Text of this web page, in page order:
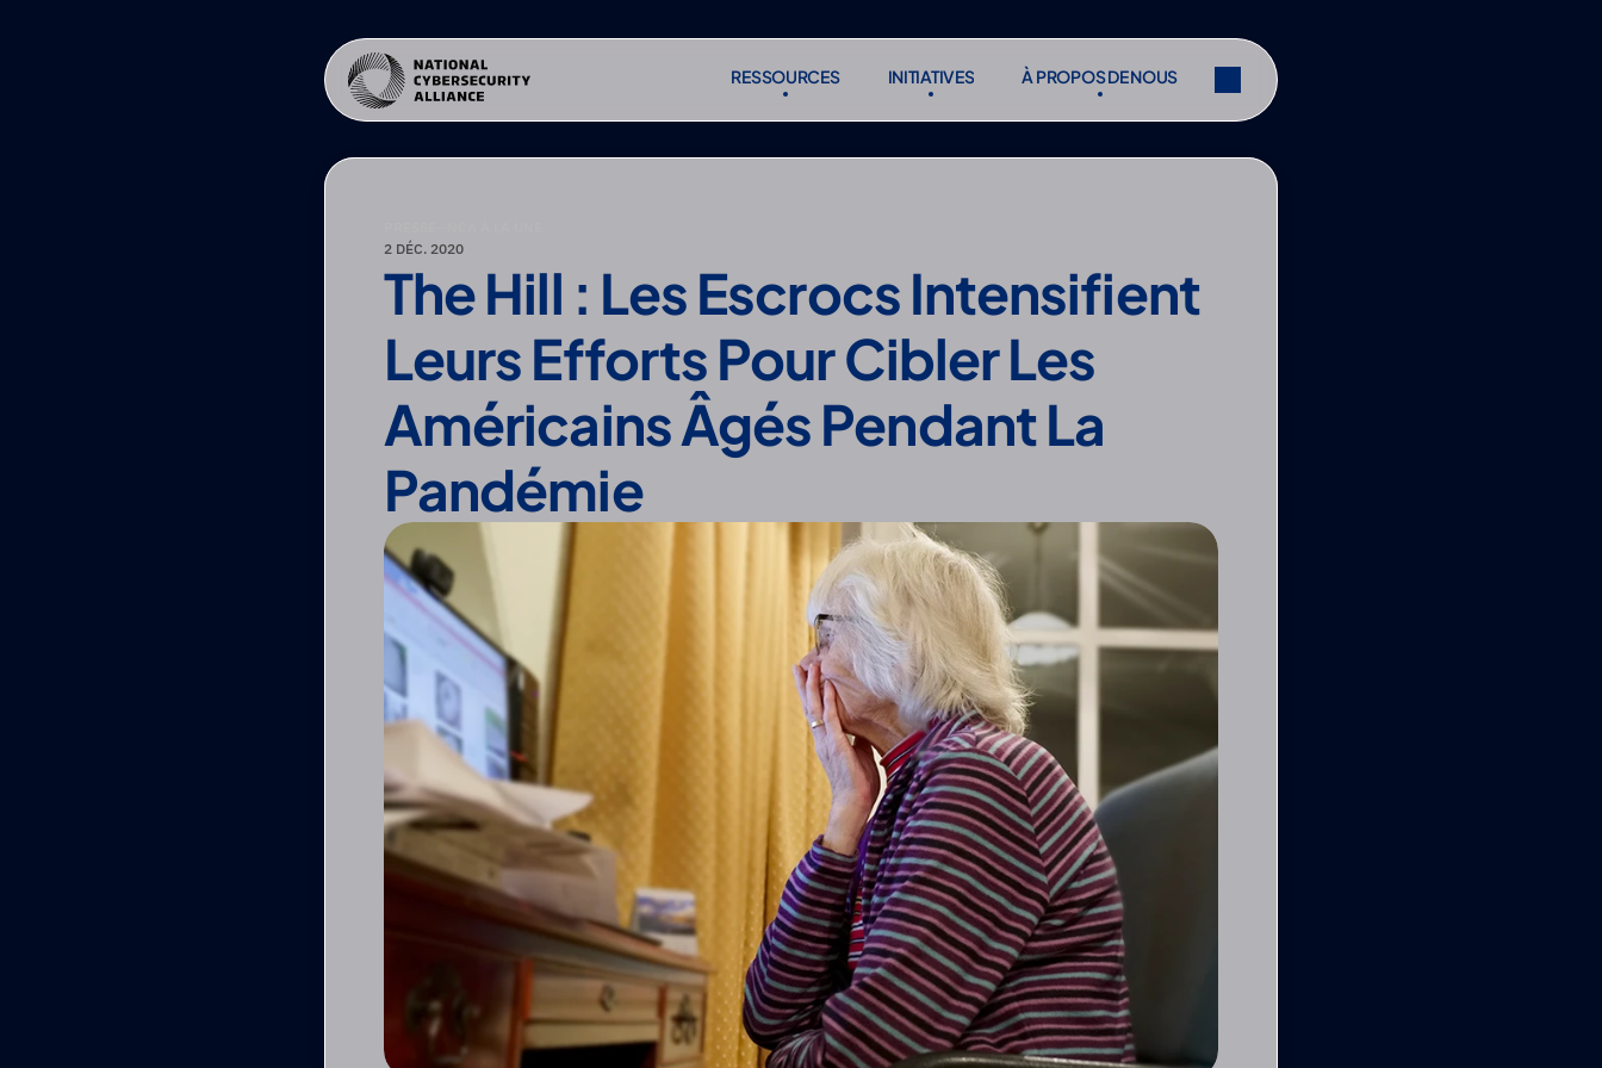
RESSOURCES
RESSOURCES
INITIATIVES
INITIATIVES
À PROPOS DE NOUS
À PROPOS DE NOUS
S'abonner
Partager
2 DÉC. 2020
The Hill : Les Escrocs Intensifient
Leurs Efforts Pour Cibler Les
Américains Âgés Pendant La
Pandémie